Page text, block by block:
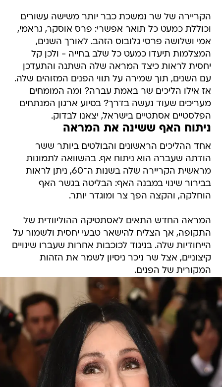
הקריירה של שר נמשכת כבר יותר משישה עשורים
וכוללת כמעט כל תואר אפשרי: פרס אוסקר, גראמי,
אמי ושלושה פרסי גלובוס הזהב. לאורך השנים,
המצלמות תיעדו כמעט כל שלב בחייה - ולכן קל
יחסית לראות כיצד המראה שלה השתנה והתעדכן
עם השנים, תוך שמירה על תווי הפנים המזוהים שלה.
אז אילו הליכים שר באמת עברה? ומה המומחים
מעריכים שעוד נעשה בדרך? בסיוע ארגון המנתחים
הפלסטיים אסתטיים בישראל, יצאנו לבדוק.
ניתוח האף ששינה את המראה
אחד ההליכים הראשונים והבולטים ביותר ששר
הודתה שעברה הוא ניתוח אף. בהשוואה לתמונות
מראשית הקריירה שלה בשנות ה־60, ניתן לראות
בבירור שינוי במבנה האף: הבליטה בגשר האף
הוחלקה, והקצה הפך צר ומוגדר יותר.
המראה החדש התאים לאסתטיקה ההוליוודית של
התקופה, אך הצליח להישאר טבעי יחסית ולשמור על
הייחודיות שלה. בניגוד לכוכבות אחרות שעברו שינויים
קיצוניים, אצל שר ניכר ניסיון לשמר את הזהות
המקורית של הפנים.